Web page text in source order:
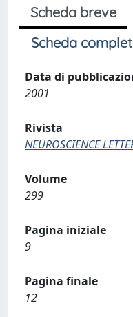
Scheda breve
Scheda
Data di
2001
Rivista
NEUROSCIENCE
Volume
299
Pagina iniziale
9
Pagina finale
12